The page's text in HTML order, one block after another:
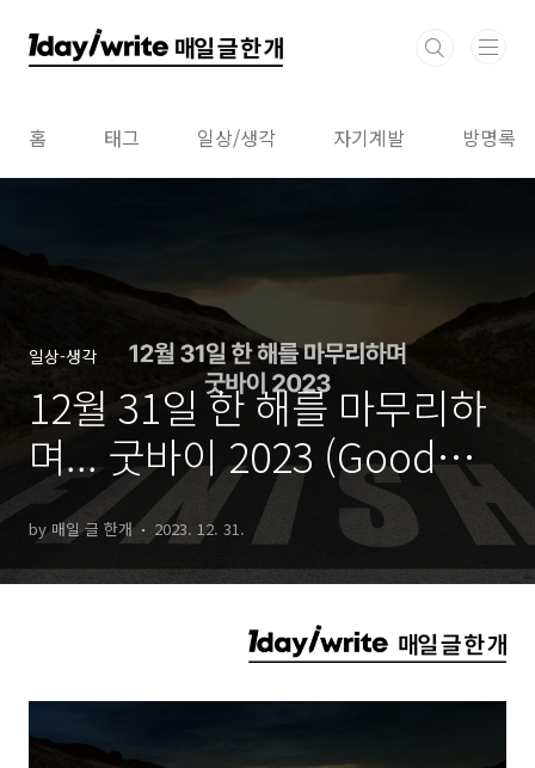
홈 태그 일상/생각 자기계발 방명록
일상-생각
12월 31일 한 해를 마무리하
며... 굿바이 2023 (Good
Bye 2023! adieu 2023!)
by 매일 글 한개 2023. 12. 31.